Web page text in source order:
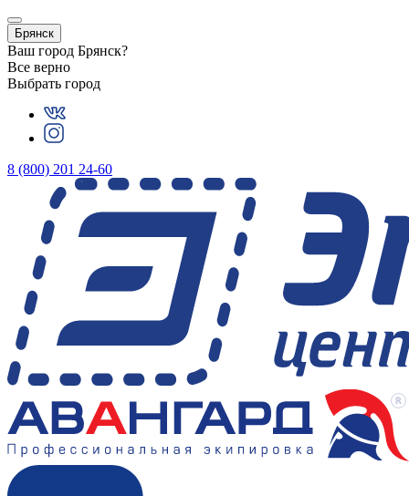
Брянск
Ваш город Брянск?
Все верно
Выбрать город
8 (800) 201 24-60